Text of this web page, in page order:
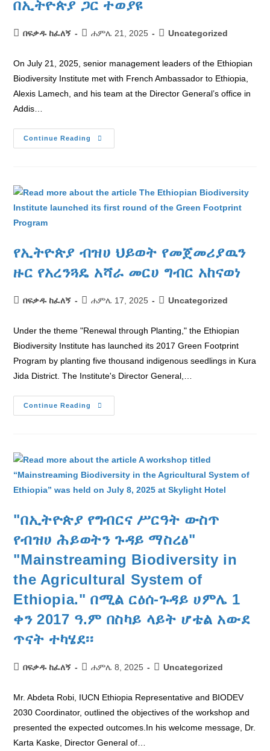
በኢትዮጵያ ጋር ተወያዩ
በፍቃዱ ከፈለኝ ሐምሌ 21, 2025 Uncategorized
On July 21, 2025, senior management leaders of the Ethiopian
Biodiversity Institute met with French Ambassador to Ethiopia,
Alexis Lamech, and his team at the Director General’s office in
Addis…
Continue Reading
የኢትዮጵያ ብዝሀ ህይወት የመጀመሪያዉን
ዙር የአረንጓዴ አሻራ መርሀ ግብር አከናወነ
በፍቃዱ ከፈለኝ ሐምሌ 17, 2025 Uncategorized
Under the theme "Renewal through Planting," the Ethiopian
Biodiversity Institute has launched its 2017 Green Footprint
Program by planting five thousand indigenous seedlings in Kura
Jida District. The Institute's Director General,…
Continue Reading
"በኢትዮጵያ የግብርና ሥርዓት ውስጥ
የብዝሀ ሕይወትን ጉዳይ ማስረፅ"
"Mainstreaming Biodiversity in
the Agricultural System of
Ethiopia." በሚል ርዕሰ-ጉዳይ ሀምሌ 1
ቀን 2017 ዓ.ም በስካይ ላይት ሆቴል አውደ
ጥናት ተካሄደ፡፡
በፍቃዱ ከፈለኝ ሐምሌ 8, 2025 Uncategorized
Mr. Abdeta Robi, IUCN Ethiopia Representative and BIODEV
2030 Coordinator, outlined the objectives of the workshop and
presented the expected outcomes.In his welcome message, Dr.
Karta Kaske, Director General of…